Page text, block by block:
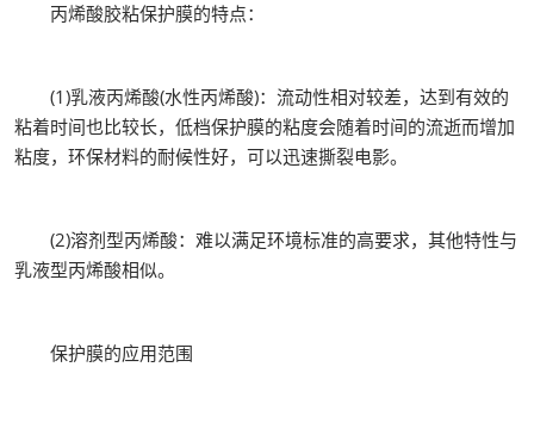
丙烯酸胶粘保护膜的特点：
(1)乳液丙烯酸(水性丙烯酸)：流动性相对较差，达到有效的
粘着时间也比较长，低档保护膜的粘度会随着时间的流逝而增加
粘度，环保材料的耐候性好，可以迅速撕裂电影。
(2)溶剂型丙烯酸：难以满足环境标准的高要求，其他特性与
乳液型丙烯酸相似。
保护膜的应用范围